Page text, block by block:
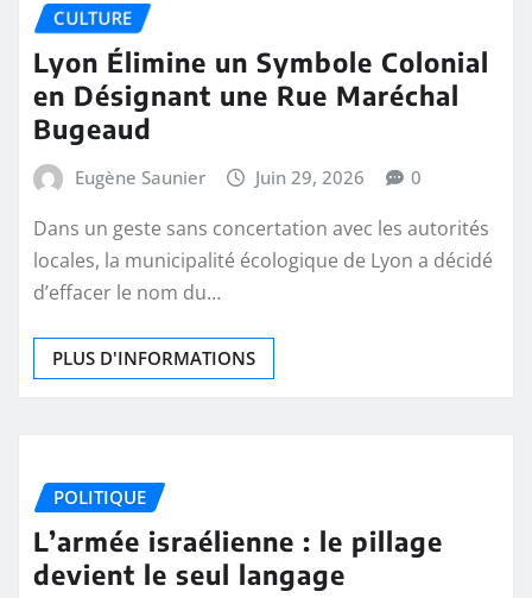
CULTURE
Lyon Élimine un Symbole Colonial
en Désignant une Rue Maréchal
Bugeaud
Eugène Saunier Juin 29, 2026 0
Dans un geste sans concertation avec les autorités
locales, la municipalité écologique de Lyon a décidé
d’effacer le nom du…
PLUS D'INFORMATIONS
POLITIQUE
L’armée israélienne : le pillage
devient le seul langage